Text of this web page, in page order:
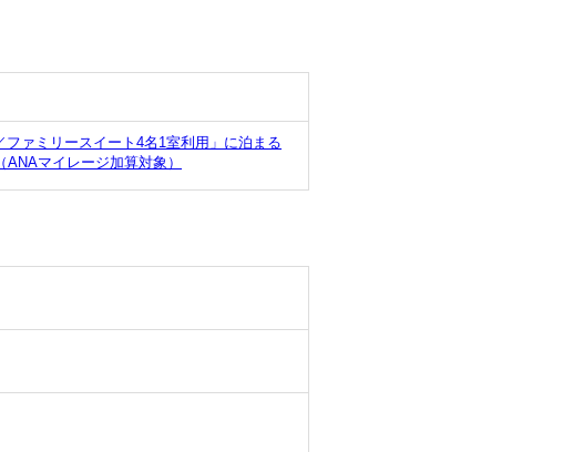
ァミリースイート4名1室利用」に泊まる
マイレージ加算対象）